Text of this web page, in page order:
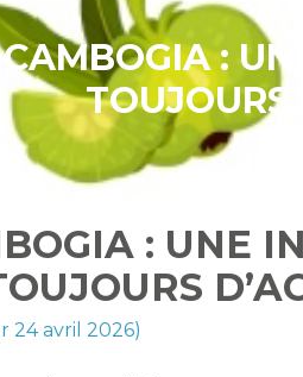
CAMBOGIA :
TOUJOURS
: UNE
24 avril 2026)